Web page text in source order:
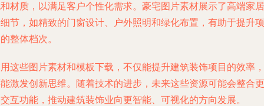
材质，以满足客户个性化需求。豪宅图片素材展示了高端家居
节，如精致的门窗设计、户外照明和绿化布置，有助于提升项
整体档次。
这些图片素材和模板下载，不仅能提升建筑装饰项目的效率，
激发创新思维。随着技术的进步，未来这些资源可能会整合更
互功能，推动建筑装饰业向更智能、可视化的方向发展。